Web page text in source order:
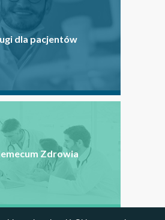
dla pacjentów
Zdrowia